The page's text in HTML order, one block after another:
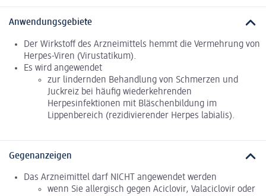
Anwendungsgebiete
Der Wirkstoff des Arzneimittels hemmt die Vermehrung von
Herpes-Viren (Virustatikum).
Es wird angewendet
zur lindernden Behandlung von Schmerzen und
Juckreiz bei häufig wiederkehrenden
Herpesinfektionen mit Bläschenbildung im
Lippenbereich (rezidivierender Herpes labialis).
Gegenanzeigen
Das Arzneimittel darf NICHT angewendet werden
wenn Sie allergisch gegen Aciclovir, Valaciclovir oder